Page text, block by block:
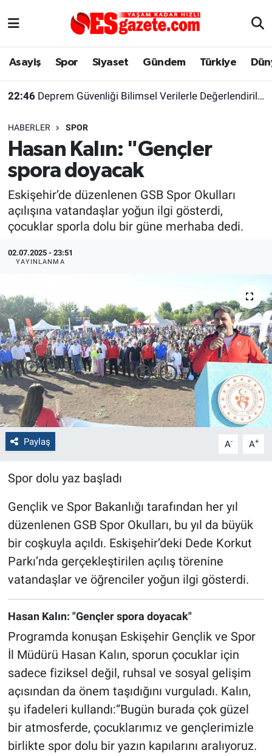
Asayiş Spor Siyaset Gündem Türkiye
22:46 Deprem Güvenliği Bilimsel Verilerle Değerlendirilmeli
HABERLER SPOR
Hasan Kalın: "Gençler
spora doyacak
Eskişehir’de düzenlenen GSB Spor Okulları
açılışına vatandaşlar yoğun ilgi gösterdi,
çocuklar sporla dolu bir güne merhaba dedi.
02.07.2025 - 23:51
YAYINLANMA
Paylaş A- A+
Spor dolu yaz başladı
Gençlik ve Spor Bakanlığı tarafından her yıl
düzenlenen GSB Spor Okulları, bu yıl da büyük
bir coşkuyla açıldı. Eskişehir’deki Dede Korkut
Parkı’nda gerçekleştirilen açılış törenine
vatandaşlar ve öğrenciler yoğun ilgi gösterdi.
Hasan Kalın: "Gençler spora doyacak"
Programda konuşan Eskişehir Gençlik ve Spor
İl Müdürü Hasan Kalın, sporun çocuklar için
sadece fiziksel değil, ruhsal ve sosyal gelişim
açısından da önem taşıdığını vurguladı. Kalın,
şu ifadeleri kullandı:“Bugün burada çok güzel
bir atmosferde, çocuklarımız ve gençlerimizle
birlikte spor dolu bir yazın kapılarını aralıyoruz.
Asayiş
Gündem
Türkiye
Dünya
Sağlık
Alış-Veriş/İş dünyası
Yaşam
Eskişehirspor Arşivi
Eskişehir Arşivi
Röportaj
Ekonomi
Kültür Sanat
Politika
Bilecik
Kütahya
Gezi
Genel
Çevre
Yerel
Magazin
Bilim ve Teknoloji
Eskişehir Nöbetçi Eczaneler
Süper Lig Puan Durumu ve Fikstür
Tüm Manşetler
Son Dakika Haberleri
Haber Arşivi